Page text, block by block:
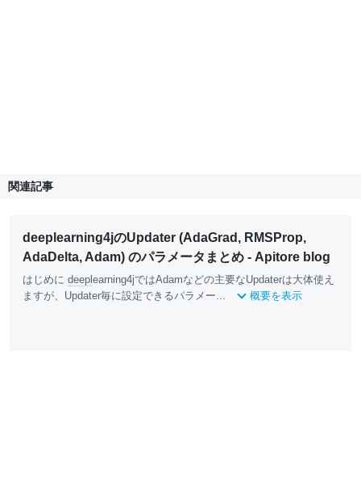
関連記事
deeplearning4jのUpdater (AdaGrad, RMSProp,
AdaDelta, Adam) のパラメータまとめ - Apitore blog
はじめに deepl earning4jではAdamなどの主要なUpdaterは大体使え
ますが、Updater毎に設定できるパラメー...
概要を表示